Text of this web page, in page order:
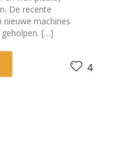
De recente
nieuwe machines
[…]
4